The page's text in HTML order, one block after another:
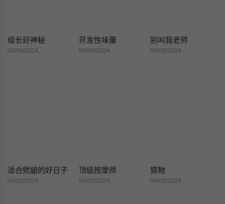
组长好神秘
04/09/2024
开发性味蕾
04/09/2024
别叫我老师
04/09/2024
适合劈腿的好日子
04/09/2024
顶级按摩师
04/09/2024
猎物
04/09/2024